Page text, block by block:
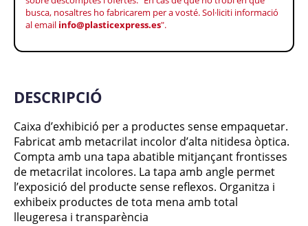
busca, nosaltres ho fabricarem per a vosté. Sol·liciti informació
al email info@plasticexpress.es".
DESCRIPCIÓ
Caixa d’exhibició per a productes sense empaquetar.
Fabricat amb metacrilat incolor d’alta nitidesa òptica.
Compta amb una tapa abatible mitjançant frontisses
de metacrilat incolores. La tapa amb angle permet
l’exposició del producte sense reflexos. Organitza i
exhibeix productes de tota mena amb total
lleugeresa i transparència